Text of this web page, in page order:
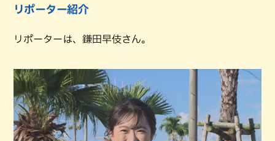
リポーター紹介
リポーターは、鎌田早伎さん。